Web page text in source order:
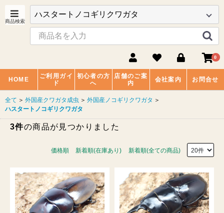
0
HOME
ご利用ガイ
ド
初心者の方
へ
店舗のご案
内
会社案内 お問合せ
全て ＞ 外国産クワガタ成虫 ＞ 外国産ノコギリクワガタ ＞
ハスタートノコギリクワガタ
3件の商品が見つかりました
価格順 新着順(在庫あり) 新着順(全ての商品)